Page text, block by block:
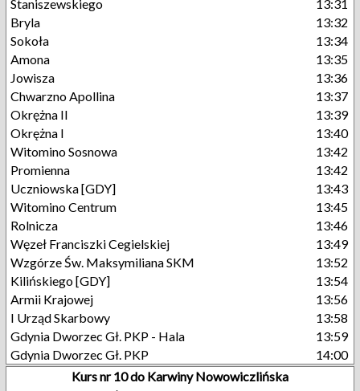
Staniszewskiego
13:31
Bryla
13:32
Sokoła
13:34
Amona
13:35
Jowisza
13:36
Chwarzno Apollina
13:37
Okrężna II
13:39
Okrężna I
13:40
Witomino Sosnowa
13:42
Promienna
13:42
Uczniowska [GDY]
13:43
Witomino Centrum
13:45
Rolnicza
13:46
Węzeł Franciszki Cegielskiej
13:49
Wzgórze Św. Maksymiliana SKM
13:52
Kilińskiego [GDY]
13:54
Armii Krajowej
13:56
I Urząd Skarbowy
13:58
Gdynia Dworzec Gł. PKP - Hala
13:59
Gdynia Dworzec Gł. PKP
14:00
Kurs nr 10 do Karwiny Nowowiczlińska